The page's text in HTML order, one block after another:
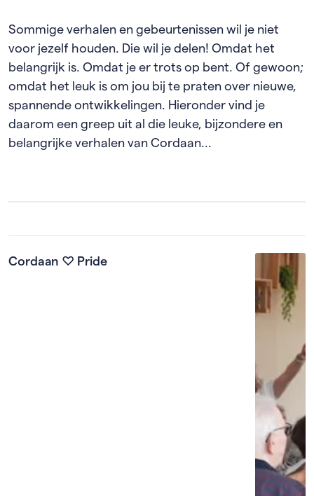
Sommige verhalen en gebeurtenissen wil je niet
voor jezelf houden. Die wil je delen! Omdat het
belangrijk is. Omdat je er trots op bent. Of gewoon;
omdat het leuk is om jou bij te praten over nieuwe,
spannende ontwikkelingen. Hieronder vind je
daarom een greep uit al die leuke, bijzondere en
belangrijke verhalen van Cordaan...
Cordaan ♡ Pride